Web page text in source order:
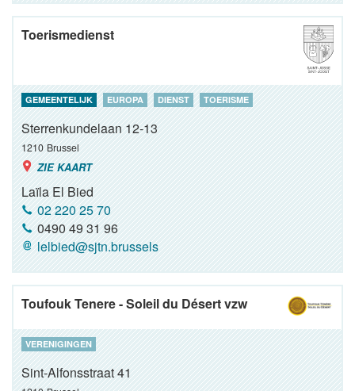
Toerismedienst
GEMEENTELIJK EUROPA DIENST TOERISME
Sterrenkundelaan 12-13
1210 Brussel
ZIE KAART
Laïla El Bied
02 220 25 70
0490 49 31 96
lelbied@sjtn.brussels
Toufouk Tenere - Soleil du Désert vzw
VERENIGINGEN
Sint-Alfonsstraat 41